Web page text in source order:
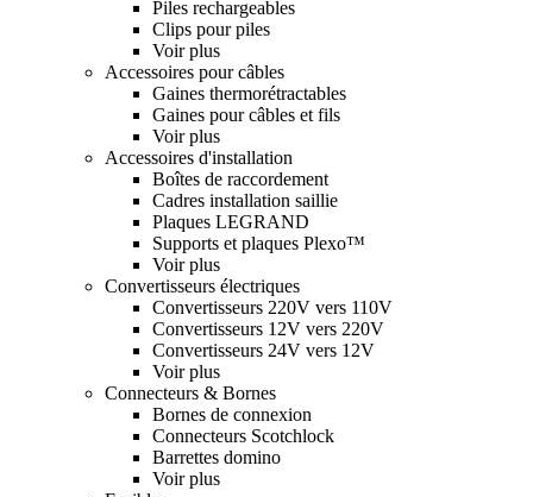
Piles rechargeables
Clips pour piles
Voir plus
Accessoires pour câbles
Gaines thermorétractables
Gaines pour câbles et fils
Voir plus
Accessoires d'installation
Boîtes de raccordement
Cadres installation saillie
Plaques LEGRAND
Supports et plaques Plexo™
Voir plus
Convertisseurs électriques
Convertisseurs 220V vers 110V
Convertisseurs 12V vers 220V
Convertisseurs 24V vers 12V
Voir plus
Connecteurs & Bornes
Bornes de connexion
Connecteurs Scotchlock
Barrettes domino
Voir plus